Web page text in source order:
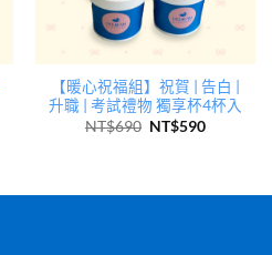
【暖心祝福組】祝賀 | 告白 |
升職 | 考試禮物 獨享杯4杯入
NT$690 NT$590